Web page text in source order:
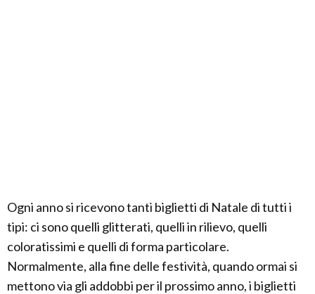
Ogni anno si ricevono tanti biglietti di Natale di tutti i
tipi: ci sono quelli glitterati, quelli in rilievo, quelli
coloratissimi e quelli di forma particolare.
Normalmente, alla fine delle festività, quando ormai si
mettono via gli addobbi per il prossimo anno, i biglietti